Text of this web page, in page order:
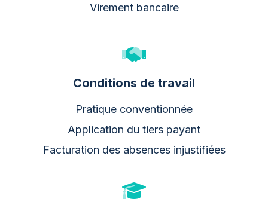
Virement bancaire
Conditions de travail
Pratique conventionnée
Application du tiers payant
Facturation des absences injustifiées